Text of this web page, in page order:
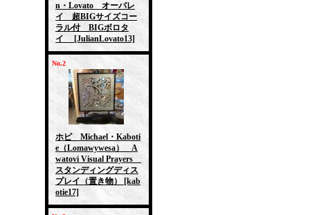
n・Lovato オーバレ
イ 超BIGサイズコー
ラル付 BIGボロタ
イ
[JulianLovato13]
No.2
ホピ Michael・Kaboti
e（Lomawywesa） A
watovi Visual Prayers
スタンディングディス
プレイ（置き物）
[kab
otie17]